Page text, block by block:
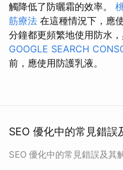
觸降低了防曬霜的效率。
筋療法 在這種情況下，應
分鐘都更頻繁地使用防水
GOOGLE SEARCH
前，應使用防護乳液。
SEO 優化中的常見錯
SEO 優化中的常見錯誤及其